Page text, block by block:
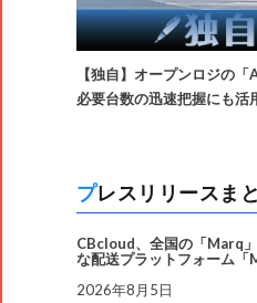
【独自】オープンロジの
必要台数の迅速把握にも活
プレスリリースま
CBcloud、全国の「Marq
な配送プラットフォーム「
2026年8月5日